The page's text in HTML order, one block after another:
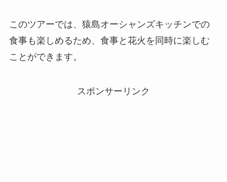
このツアーでは、猿島オーシャンズキッチンでの
食事も楽しめるため、食事と花火を同時に楽しむ
ことができます。
スポンサーリンク